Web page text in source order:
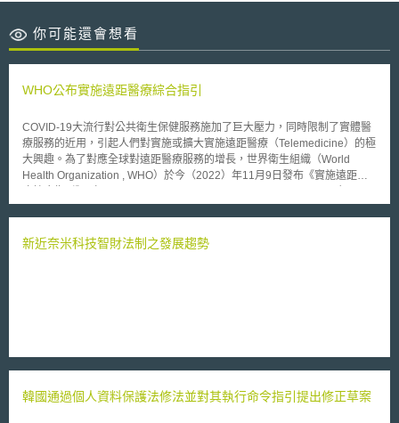
你可能還會想看
WHO公布實施遠距醫療綜合指引
COVID-19大流行對公共衛生保健服務施加了巨大壓力，同時限制了實體醫
療服務的近用，引起人們對實施或擴大實施遠距醫療（Telemedicine）的極
大興趣。為了對應全球對遠距醫療服務的增長，世界衛生組織（World
Health Organization , WHO）於今（2022）年11月9日發布《實施遠距醫
幫助政策制定者、決策者與實行者設計與監管遠距醫療之實施。 遠距醫
大醫療服務覆蓋範圍之潛力。遠距醫療已證明的好處包含減少不必要的臨床
評估有利環境：包含評估數位成熟度以確定基礎設施與組織需求、審查公衛
政機制。 階段二：實施之規劃 1.確定遠距醫療系統將如何運作：定義功能
新近奈米科技智財法制之發展趨勢
韓國通過個人資料保護法修法並對其執行命令指引提出修正草案